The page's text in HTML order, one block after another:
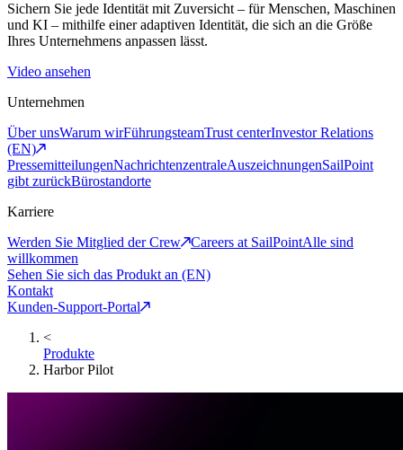
Sichern Sie jede Identität mit Zuversicht – für Menschen, Maschinen
und KI – mithilfe einer adaptiven Identität, die sich an die Größe
Ihres Unternehmens anpassen lässt.
Video ansehen
Unternehmen
Über unsWarum wirFührungsteamTrust centerInvestor Relations
(EN)
PressemitteilungenNachrichtenzentraleAuszeichnungenSailPoint
gibt zurückBürostandorte
Karriere
Werden Sie Mitglied der Crew
Careers at SailPointAlle sind
willkommen
Sehen Sie sich das Produkt an (EN)
Kontakt
Kunden-Support-Portal
<
Produkte
Harbor Pilot